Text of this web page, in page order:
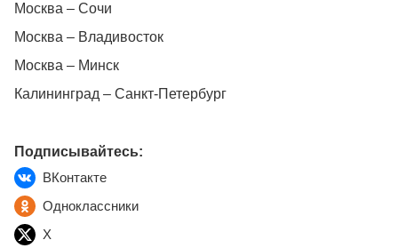
Москва – Сочи
Москва – Владивосток
Москва – Минск
Калининград – Санкт-Петербург
Подписывайтесь:
ВКонтакте
Одноклассники
X